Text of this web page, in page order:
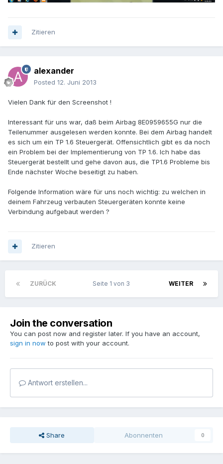
Zitieren
alexander
Posted 12. Juni 2013
Vielen Dank für den Screenshot !
Interessant für uns war, daß beim Airbag 8E0959655G nur die
Teilenummer ausgelesen werden konnte. Bei dem Airbag handelt
es sich um ein TP 1.6 Steuergerät. Offensichtlich gibt es da noch
ein Problem bei der Implementierung von TP 1.6. Ich habe das
Steuergerät bestellt und gehe davon aus, die TP1.6 Probleme bis
Ende nächster Woche beseitigt zu haben.
Folgende Information wäre für uns noch wichtig: zu welchen in
deinem Fahrzeug verbauten Steuergeräten konnte keine
Verbindung aufgebaut werden ?
Zitieren
ZURÜCK WEITER
Seite 1 von 3
Join the conversation
You can post now and register later. If you have an account,
sign in now to post with your account.
Antwort erstellen...
Share Abonnenten 0